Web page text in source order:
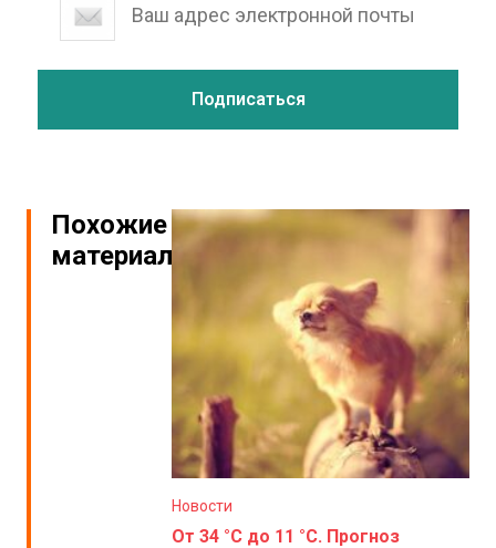
Похожие
материалы
Новости
От 34 °C до 11 °C. Прогноз